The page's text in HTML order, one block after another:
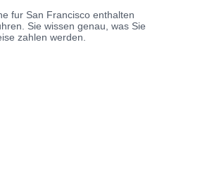
fur San Francisco enthalten
Sie wissen genau, was Sie
zahlen werden.